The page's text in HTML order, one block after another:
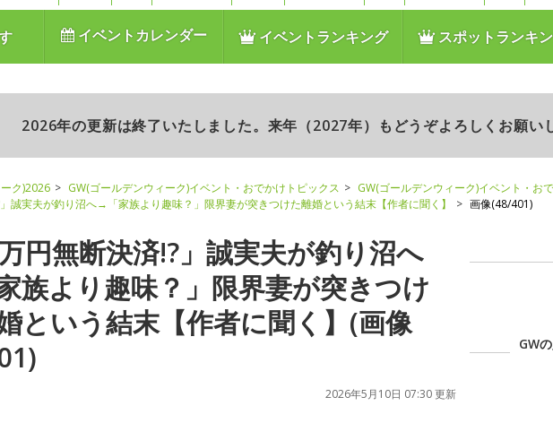
イベントカレンダー イベントランキング スポットランキ
2026年の更新は終了いたしました。来年（2027年）もどうぞよろしくお願い
ク)2026 GW(ゴールデンウィーク)イベント・おでかけトピックス
GW(ゴールデンウィーク)イベント・お
」誠実夫が釣り沼へ→「家族より趣味？」限界妻が突きつけた離婚という結末【作者に聞く】
画像(48/401)
万円無断決済!?」誠実夫が釣り沼へ
族より趣味？」限界妻が突きつけ
という結末【作者に聞く】(画像
2026年5月10日 07:30 更新
GW